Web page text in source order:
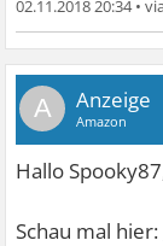
02.11.2018 20:34•
A